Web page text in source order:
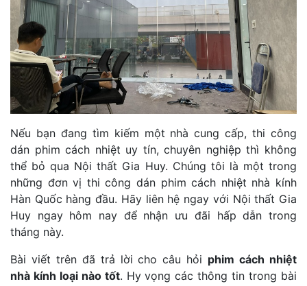
Nếu bạn đang tìm kiếm một nhà cung cấp, thi công
dán phim cách nhiệt uy tín, chuyên nghiệp thì không
thể bỏ qua Nội thất Gia Huy. Chúng tôi là một trong
những đơn vị thi công dán phim cách nhiệt nhà kính
Hàn Quốc hàng đầu. Hãy liên hệ ngay với Nội thất Gia
Huy ngay hôm nay để nhận ưu đãi hấp dẫn trong
tháng này.
Bài viết trên đã trả lời cho câu hỏi phim cách nhiệt
nhà kính loại nào tốt. Hy vọng các thông tin trong bài